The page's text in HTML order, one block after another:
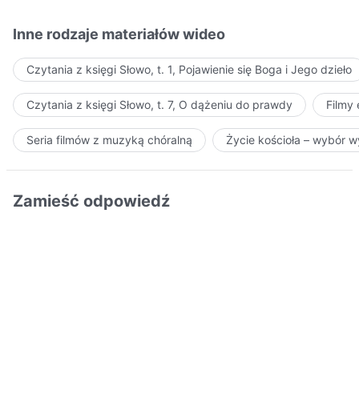
Inne rodzaje materiałów wideo
Czytania z księgi Słowo, t. 1, Pojawienie się Boga i Jego dzieło
Czytania z księgi Słowo, t. 7, O dążeniu do prawdy Filmy
Seria filmów z muzyką chóralną Życie kościoła – wybór
Zamieść odpowiedź